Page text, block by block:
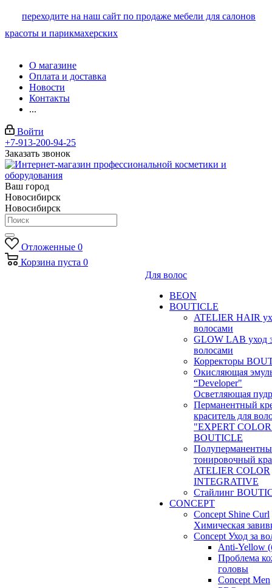
переходите на наш сайт по продаже мебели для салонов
красоты и парикмахерских
О магазине
Оплата и доставка
Новости
Контакты
...
Войти
+7-913-200-94-25
Заказать звонок
Ваш город
Новосибирск
Новосибирск
Отложенные 0
Корзина пуста 0
Для волос
BEON
BOUTICLE
ATELIER HAIR
волосами
GLOW LAB уход
волосами
Корректоры
Окисляющая
“Developer"
Осветляющая
Перманентный
краситель для
"EXPERT
BOUTICLE
тонировочный
ATELIER COLOR
INTEGRATIVE
Стайлинг
CONCEPT
Concept Shine Curl
Химическая
Concept Уход за
Anti-Yellow
Проблема
головы
Concept Men